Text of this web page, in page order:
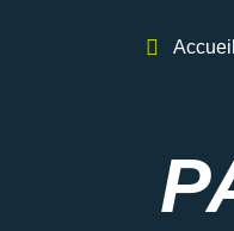
Accueil